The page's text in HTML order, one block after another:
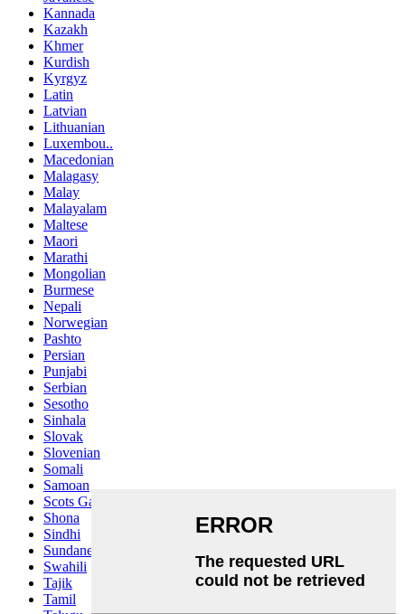
Kannada
Kazakh
Khmer
Kurdish
Kyrgyz
Latin
Latvian
Lithuanian
Luxembou..
Macedonian
Malagasy
Malay
Malayalam
Maltese
Maori
Marathi
Mongolian
Burmese
Nepali
Norwegian
Pashto
Persian
Punjabi
Serbian
Sesotho
Sinhala
Slovak
Slovenian
Somali
Samoan
Scots Gaelic
Shona
Sindhi
Sundanese
Swahili
Tajik
Tamil